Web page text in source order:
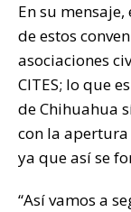
En su
de estos
asociaciones
CITES; lo que
de Chihuahua
con la
ya que así se
“Así vamos a